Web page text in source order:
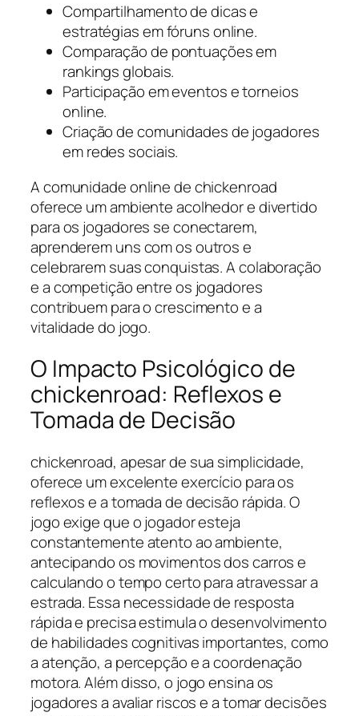
Compartilhamento de dicas e
estratégias em fóruns online.
Comparação de pontuações em
rankings globais.
Participação em eventos e torneios
online.
Criação de comunidades de jogadores
em redes sociais.
A comunidade online de chickenroad
oferece um ambiente acolhedor e divertido
para os jogadores se conectarem,
aprenderem uns com os outros e
celebrarem suas conquistas. A colaboração
e a competição entre os jogadores
contribuem para o crescimento e a
vitalidade do jogo.
O Impacto Psicológico de
chickenroad: Reflexos e
Tomada de Decisão
chickenroad, apesar de sua simplicidade,
oferece um excelente exercício para os
reflexos e a tomada de decisão rápida. O
jogo exige que o jogador esteja
constantemente atento ao ambiente,
antecipando os movimentos dos carros e
calculando o tempo certo para atravessar a
estrada. Essa necessidade de resposta
rápida e precisa estimula o desenvolvimento
de habilidades cognitivas importantes, como
a atenção, a percepção e a coordenação
motora. Além disso, o jogo ensina os
jogadores a avaliar riscos e a tomar decisões